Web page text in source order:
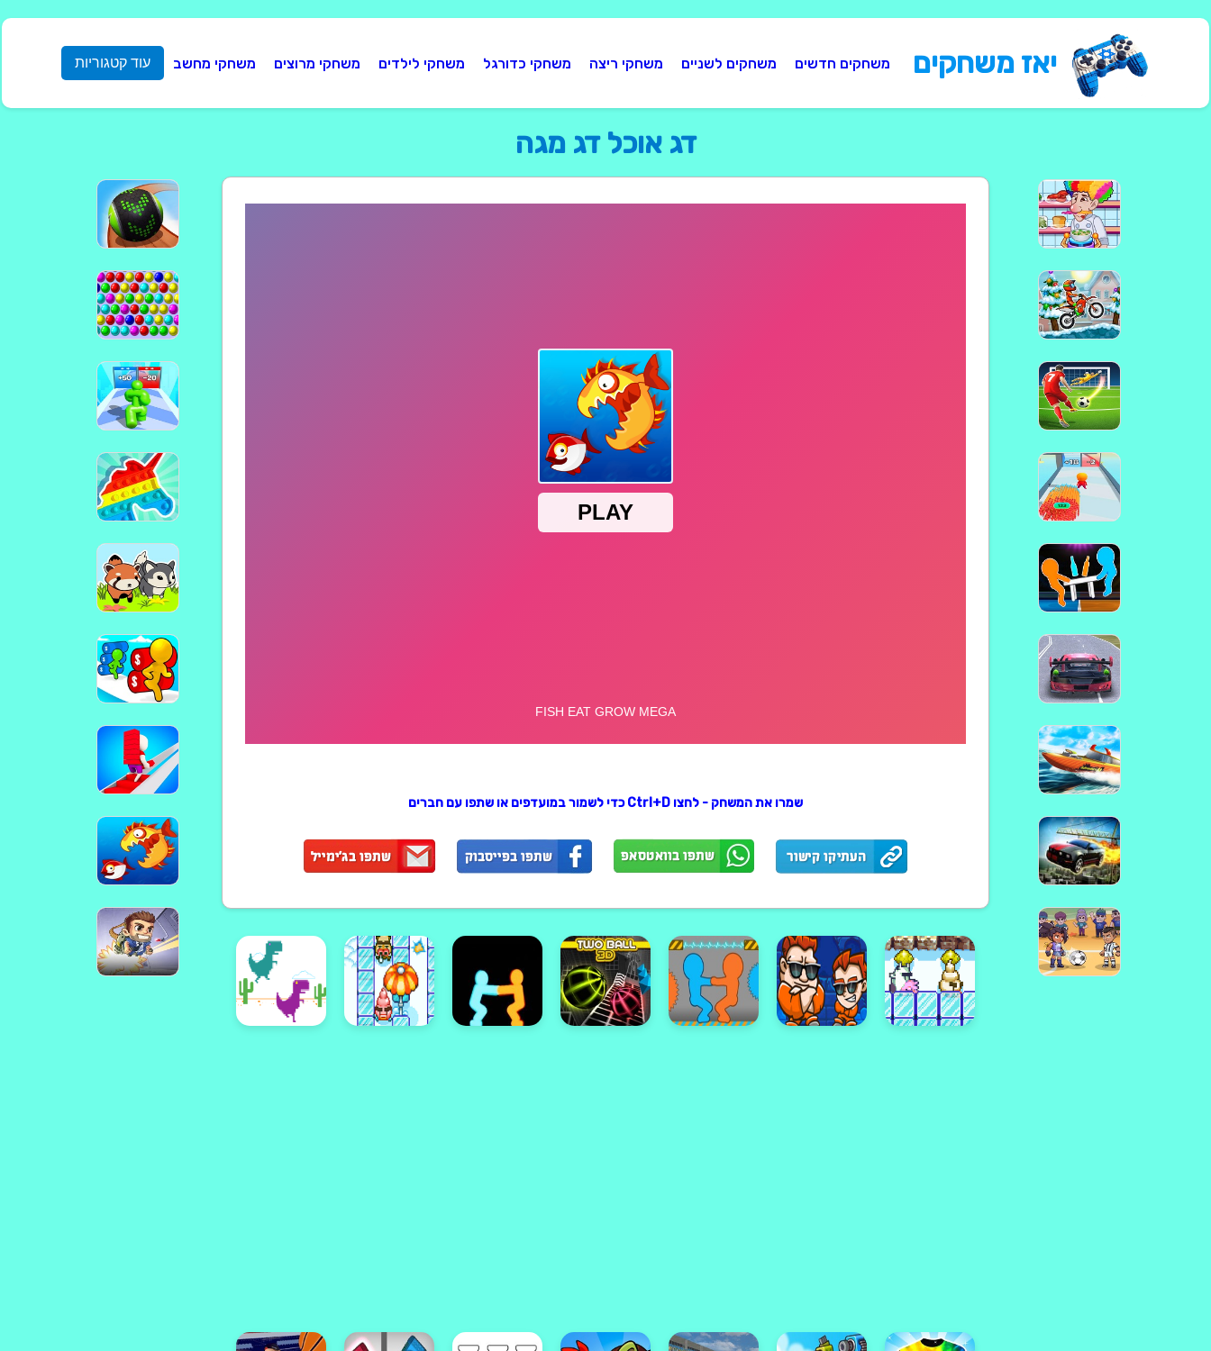
יאז משחקים משחקים חדשים משחקים לשניים משחקי ריצה משחקי כדורגל משחקי לילדים משחקי מרוצים משחקי מחשב עוד קטגוריות
דג אוכל דג מגה
שמרו את המשחק - לחצו Ctrl+D כדי לשמור במועדפים או שתפו עם חברים